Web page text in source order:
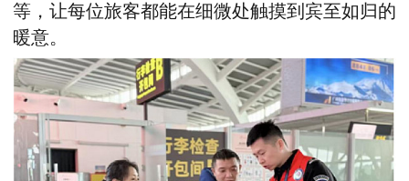
等，让每位旅客都能在细微处触摸到宾至如归的
暖意。